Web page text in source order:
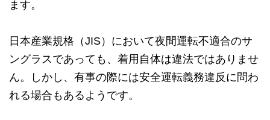
ます。
日本産業規格（JIS）において夜間運転不適合のサ
ングラスであっても、着用自体は違法ではありませ
ん。しかし、有事の際には安全運転義務違反に問わ
れる場合もあるようです。